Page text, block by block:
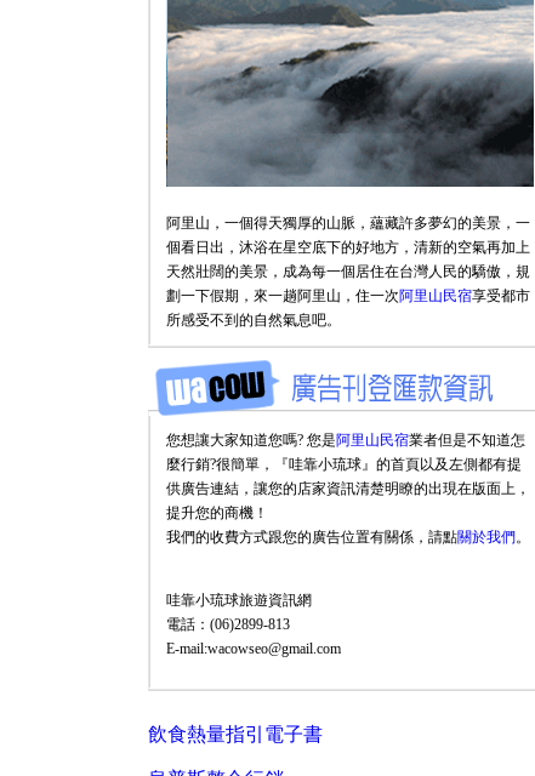
阿里山，一個得天獨厚的山脈，蘊藏許多夢幻的美景，一
個看日出，沐浴在星空底下的好地方，清新的空氣再加上
天然壯闊的美景，成為每一個居住在台灣人民的驕傲，規
劃一下假期，來一趟阿里山，住一次阿里山民宿享受都市
所感受不到的自然氣息吧。
您想讓大家知道您嗎? 您是阿里山民宿業者但是不知道怎
麼行銷?很簡單，『哇靠小琉球』的首頁以及左側都有提
供廣告連結，讓您的店家資訊清楚明瞭的出現在版面上，
提升您的商機！
我們的收費方式跟您的廣告位置有關係，請點關於我們。
哇靠小琉球旅遊資訊網
電話：(06)2899-813
E-mail:wacowseo@gmail.com
飲食熱量指引電子書